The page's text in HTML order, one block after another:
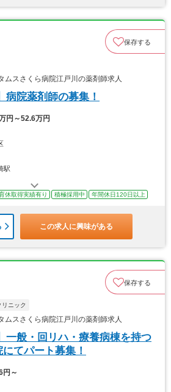
保存する
スさくら病院江戸川の薬剤師求人
病院薬剤師の募集！
円～52.6万円
駅
休取得実績有り 積極採用中 年間休日120日以上
この求人に興味がある
保存する
ニック
スさくら病院江戸川の薬剤師求人
一般・回リハ・療養病棟を持つ
てパート募集！
円～